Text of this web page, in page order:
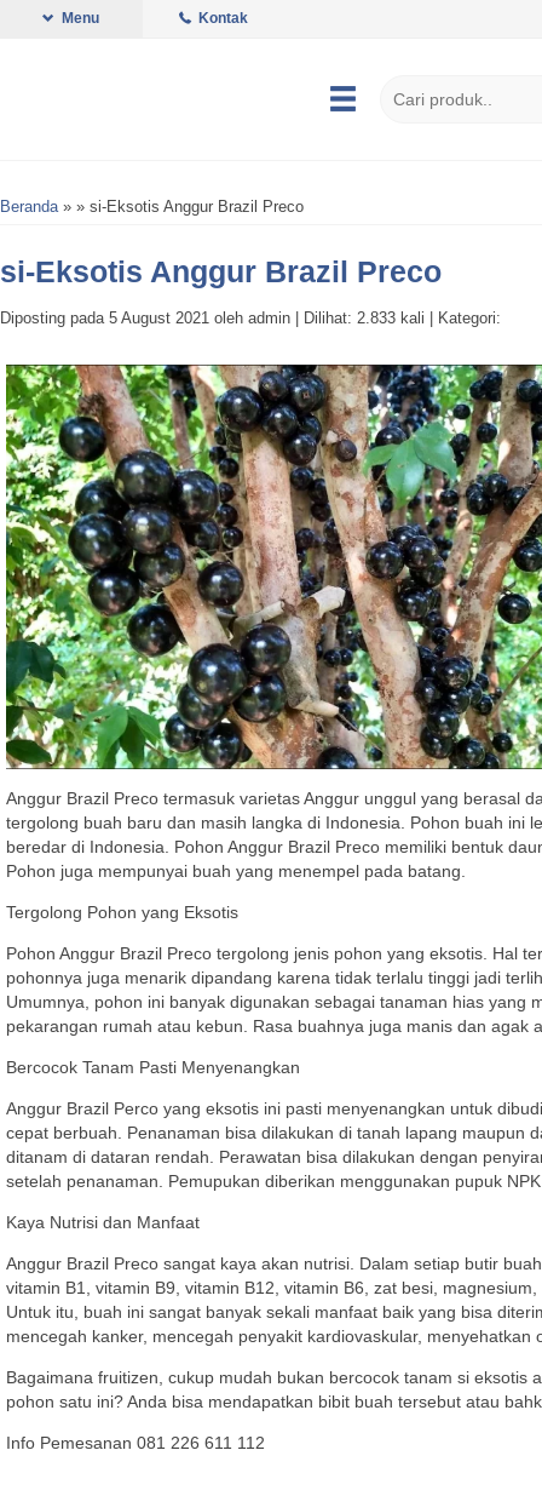
Menu Kontak
Beranda» » si-Eksotis Anggur Brazil Preco
si-Eksotis Anggur Brazil Preco
Diposting pada 5 August 2021 oleh admin | Dilihat: 2.833 kali | Kategori:
Anggur Brazil Preco termasuk varietas Anggur unggul yang berasal
tergolong buah baru dan masih langka di Indonesia. Pohon buah ini
beredar di Indonesia. Pohon Anggur Brazil Preco memiliki bentuk
Pohon juga mempunyai buah yang menempel pada batang.
Tergolong Pohon yang Eksotis
Pohon Anggur Brazil Preco tergolong jenis pohon yang eksotis. Hal
pohonnya juga menarik dipandang karena tidak terlalu tinggi jadi
Umumnya, pohon ini banyak digunakan sebagai tanaman hias
pekarangan rumah atau kebun. Rasa buahnya juga manis dan
Bercocok Tanam Pasti Menyenangkan
Anggur Brazil Perco yang eksotis ini pasti menyenangkan untuk
cepat berbuah. Penanaman bisa dilakukan di tanah lapang maupun
ditanam di dataran rendah. Perawatan bisa dilakukan dengan
setelah penanaman. Pemupukan diberikan menggunakan pupuk
Kaya Nutrisi dan Manfaat
Anggur Brazil Preco sangat kaya akan nutrisi. Dalam setiap butir
vitamin B1, vitamin B9, vitamin B12, vitamin B6, zat besi,
Untuk itu, buah ini sangat banyak sekali manfaat baik yang bisa
mencegah kanker, mencegah penyakit kardiovaskular,
Bagaimana fruitizen, cukup mudah bukan bercocok tanam si
pohon satu ini? Anda bisa mendapatkan bibit buah tersebut atau
Info Pemesanan 081 226 611 112